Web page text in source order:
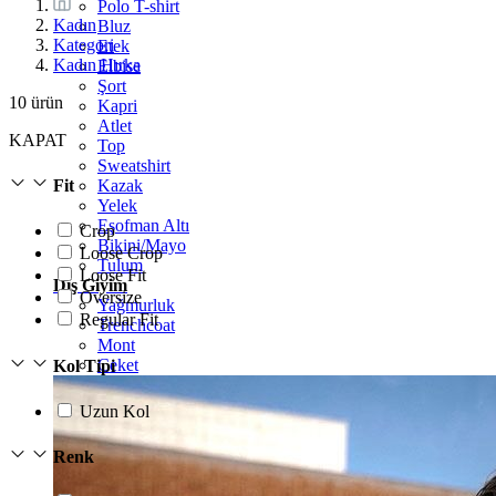
Polo T-shirt
Bluz
Etek
Elbise
Şort
Kapri
Atlet
Top
Sweatshirt
Kazak
Yelek
Eşofman Altı
Bikini/Mayo
Tulum
Dış Giyim
Yağmurluk
Trenchcoat
Mont
Ceket
Kadın
Kategori
Kadın Hırka
10 ürün
KAPAT
Fit
Crop
Loose Crop
Loose Fit
Oversize
Regular Fit
Kol Tipi
Uzun Kol
Renk